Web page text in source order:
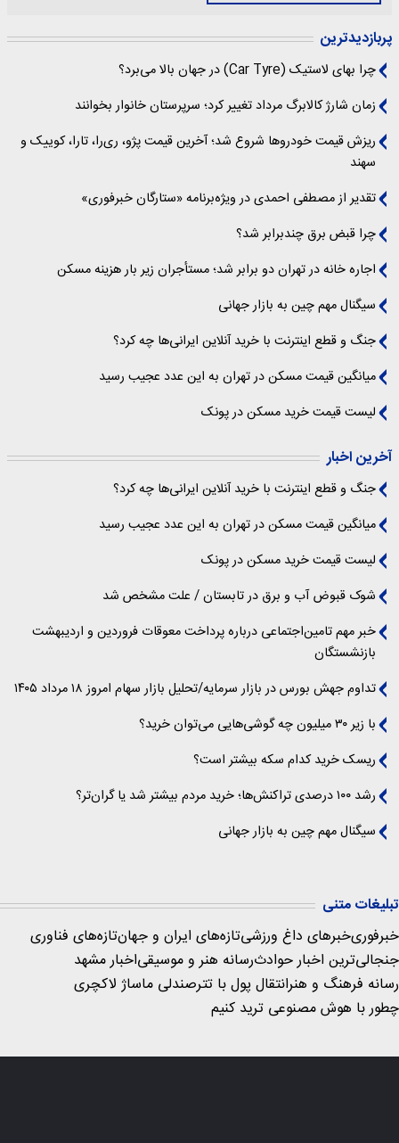
پربازدیدترین
چرا بهای لاستیک (Car Tyre) در جهان بالا می‌برد؟
زمان شارژ کالابرگ مرداد تغییر کرد؛ سرپرستان خانوار بخوانند
ریزش قیمت خودروها شروع شد؛ آخرین قیمت پژو، ری‌را، تارا، کوییک و
سهند
تقدیر از مصطفی احمدی در ویژه‌برنامه «ستارگان خبرفوری»
چرا قبض برق چندبرابر شد؟
اجاره خانه در تهران دو برابر شد؛ مستأجران زیر بار هزینه مسکن
سیگنال‌ مهم چین به بازار جهانی
جنگ و قطع اینترنت با خرید آنلاین ایرانی‌ها چه کرد؟
میانگین قیمت مسکن در تهران به این عدد عجیب رسید
لیست قیمت خرید مسکن در پونک
آخرین اخبار
جنگ و قطع اینترنت با خرید آنلاین ایرانی‌ها چه کرد؟
میانگین قیمت مسکن در تهران به این عدد عجیب رسید
لیست قیمت خرید مسکن در پونک
شوک قبوض آب و برق در تابستان / علت مشخص شد
خبر مهم تامین‌اجتماعی درباره پرداخت معوقات فروردین و اردیبهشت
بازنشستگان
تداوم جهش بورس در بازار سرمایه/تحلیل بازار سهام امروز ۱۸ مرداد ۱۴۰۵
با زیر ۳۰ میلیون چه گوشی‌هایی می‌توان خرید؟
ریسک خرید کدام سکه بیشتر است؟
رشد ۱۰۰ درصدی تراکنش‌ها؛ خرید مردم بیشتر شد یا گران‌تر؟
سیگنال‌ مهم چین به بازار جهانی
تبلیغات متنی
خبرفوریخبرهای داغ ورزشیتازه‌های ایران و جهانتازه‌های فناوری
جنجالی‌ترین اخبار حوادثرسانه هنر و موسیقیاخبار مشهد
رسانه فرهنگ و هنرانتقال پول با تترصندلی ماساژ لاکچری
چطور با هوش مصنوعی ترید کنیم